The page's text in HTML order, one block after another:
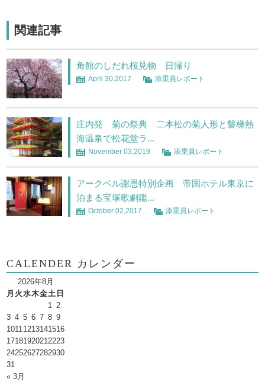
関連記事
角館のしだれ桜見物 日帰り
April 30,2017 添乗員レポート
庄内発 菊の祭典 二本松の菊人形と磐梯熱
海温泉で松花堂ラ...
November 03,2019 添乗員レポート
アークベル謝恩特別企画 帝国ホテル東京に
泊まる宝塚歌劇鑑...
October 02,2017 添乗員レポート
CALENDER カレンダー
2026年8月
月 火水木金土 日
1 2
3 4 5 6 7 8 9
10111213141516
17181920212223
24252627282930
31
« 3月